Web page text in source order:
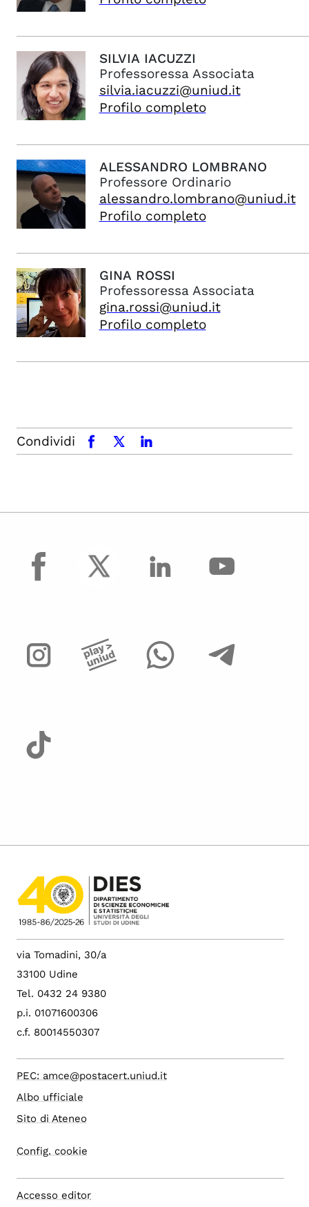
SILVIA IACUZZI
Professoressa Associata
silvia.iacuzzi@uniud.it
Profilo completo
ALESSANDRO LOMBRANO
Professore Ordinario
alessandro.lombrano@uniud.it
Profilo completo
GINA ROSSI
Professoressa Associata
gina.rossi@uniud.it
Profilo completo
Condividi facebookx.comlinkedin
facebook
via Tomadini, 30/a
33100 Udine
Tel. 0432 24 9380
p.i. 01071600306
c.f. 80014550307
PEC: amce@postacert.uniud.it
Albo ufficiale
Sito di Ateneo
Config. cookie
Accesso editor